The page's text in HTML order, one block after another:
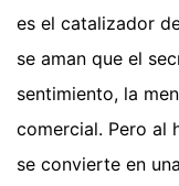
es el catalizador
se aman que el
sentimiento, la
comercial. Pero al
se convierte en